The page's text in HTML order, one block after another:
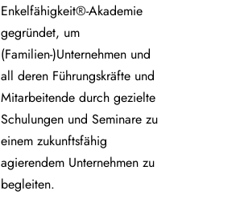
Enkelfähigkeit®-Akademie
gegründet, um
(Familien-)Unternehmen und
all deren Führungskräfte und
Mitarbeitende durch gezielte
Schulungen und Seminare zu
einem zukunftsfähig
agierendem Unternehmen zu
begleiten.